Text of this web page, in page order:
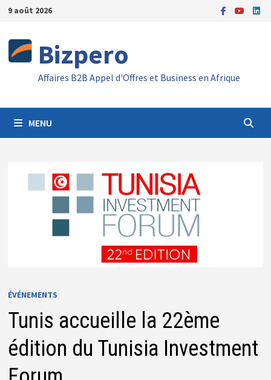
Passer
contenu
9 août 2026
Bizpero
Affaires B2B Appel d'Offres et Business en Afrique
MENU
ÉVÉNEMENTS
Tunis accueille la 22ème
édition du Tunisia Investment